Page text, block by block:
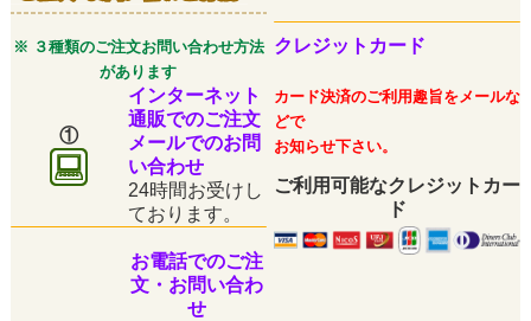
※ ３種類のご注文お問い合わせ方法
があります
クレジットカード
①
インターネット
通販でのご注文
メールでのお問
い合わせ
24時間お受けし
ております。
カード決済のご利用趣旨をメールな
どで
お知らせ下さい。
ご利用可能なクレジットカー
ド
お電話でのご注
文・お問い合わ
せ